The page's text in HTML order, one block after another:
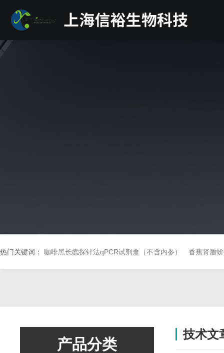
热门关键词： 咖啡黑长蠹探针法qPCR试剂盒（不含内参） 香蕉肾盾
产品分类
技术文